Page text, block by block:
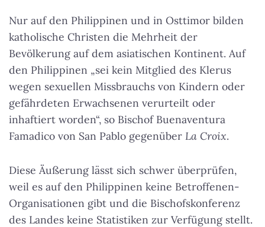
Nur auf den Philippinen und in Osttimor bilden
katholische Christen die Mehrheit der
Bevölkerung auf dem asiatischen Kontinent. Auf
den Philippinen „sei kein Mitglied des Klerus
wegen sexuellen Missbrauchs von Kindern oder
gefährdeten Erwachsenen verurteilt oder
inhaftiert worden“, so Bischof Buenaventura
Famadico von San Pablo gegenüber La Croix.
Diese Äußerung lässt sich schwer überprüfen,
weil es auf den Philippinen keine Betroffenen-
Organisationen gibt und die Bischofskonferenz
des Landes keine Statistiken zur Verfügung stellt.